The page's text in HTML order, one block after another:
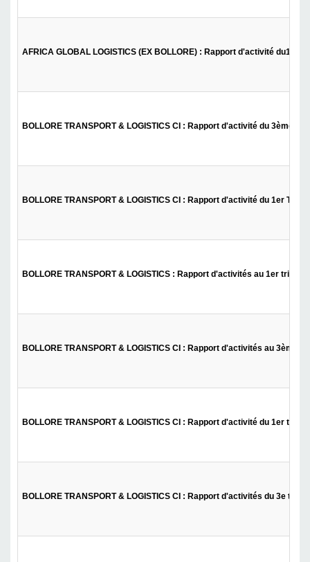
AFRICA GLOBAL LOGISTICS (EX BOLLORE) : Rapport d'activité du1er
BOLLORE TRANSPORT & LOGISTICS CI : Rapport d'activité du 3ème
BOLLORE TRANSPORT & LOGISTICS CI : Rapport d'activité du 1er
BOLLORE TRANSPORT & LOGISTICS : Rapport d'activités au 1er
BOLLORE TRANSPORT & LOGISTICS CI : Rapport d'activités au 3ème
BOLLORE TRANSPORT & LOGISTICS CI : Rapport d'activité du 1er
BOLLORE TRANSPORT & LOGISTICS CI : Rapport d'activités du 3e